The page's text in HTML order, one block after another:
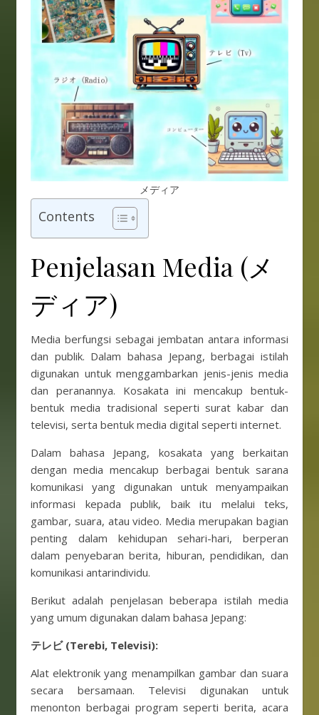
メディア
Contents
Penjelasan Media (メ
ディア)
Media berfungsi sebagai jembatan antara informasi
dan publik. Dalam bahasa Jepang, berbagai istilah
digunakan untuk menggambarkan jenis-jenis media
dan peranannya. Kosakata ini mencakup bentuk-
bentuk media tradisional seperti surat kabar dan
televisi, serta bentuk media digital seperti internet.
Dalam bahasa Jepang, kosakata yang berkaitan
dengan media mencakup berbagai bentuk sarana
komunikasi yang digunakan untuk menyampaikan
informasi kepada publik, baik itu melalui teks,
gambar, suara, atau video. Media merupakan bagian
penting dalam kehidupan sehari-hari, berperan
dalam penyebaran berita, hiburan, pendidikan, dan
komunikasi antarindividu.
Berikut adalah penjelasan beberapa istilah media
yang umum digunakan dalam bahasa Jepang:
テレビ (Terebi, Televisi):
Alat elektronik yang menampilkan gambar dan suara
secara bersamaan. Televisi digunakan untuk
menonton berbagai program seperti berita, acara